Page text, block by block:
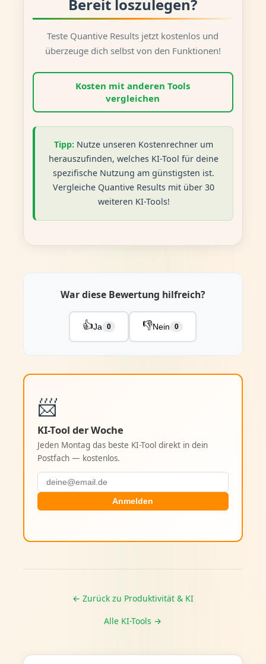
Bereit loszulegen?
Teste Quantive Results jetzt kostenlos und
überzeuge dich selbst von den Funktionen!
Kosten mit anderen Tools
vergleichen
Tipp: Nutze unseren Kostenrechner um
herauszufinden, welches KI-Tool für deine
spezifische Nutzung am günstigsten ist.
Vergleiche Quantive Results mit über 30
weiteren KI-Tools!
War diese Bewertung hilfreich?
👍Ja 0 👎Nein 0
📨
KI-Tool der Woche
Jeden Montag das beste KI-Tool direkt in dein
Postfach — kostenlos.
Anmelden
← Zurück zu Produktivität & KI
Alle KI-Tools →